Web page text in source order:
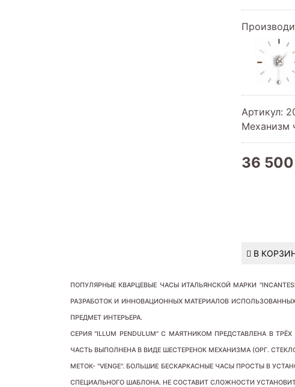
Артикул:
Механизм
36
В
ПОПУЛЯРНЫЕ КВАРЦЕВЫЕ ЧАСЫ ИТАЛЬЯНСКОЙ МАРКИ
РАЗРАБОТОК И ИННОВАЦИОННЫХ МАТЕРИАЛОВ
ПРЕДМЕТ ИНТЕРЬЕРА.
СЕРИЯ "ILLUM PENDULUM" С МАЯТНИКОМ ПРЕДСТАВЛЕНА В ТРЁХ
ЧАСТЬ ВЫПОЛНЕНА В ВИДЕ ШЕСТЕРЕНОК МЕХАНИЗМА (ОРГ.
МЕТОК- "VENGE". БОЛЬШИЕ БЕСКАРКАСНЫЕ ЧАСЫ ПРОСТЫ В
СПЕЦИАЛЬНОГО ШАБЛОНА. НЕ СОСТАВИТ СЛОЖНОСТИ